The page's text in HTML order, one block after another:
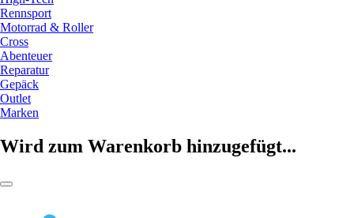
Rennsport
Motorrad & Roller
Cross
Abenteuer
Reparatur
Gepäck
Outlet
Marken
Wird zum Warenkorb hinzugefügt...